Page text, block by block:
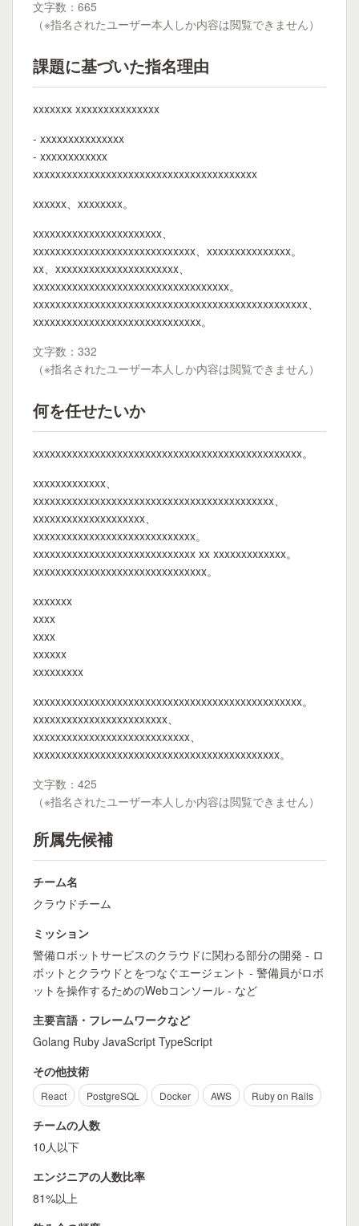
文字数：665
（※指名されたユーザー本人しか内容は閲覧できません）
課題に基づいた指名理由
xxxxxxx xxxxxxxxxxxxxxx
- xxxxxxxxxxxxxxx
- xxxxxxxxxxxx
xxxxxxxxxxxxxxxxxxxxxxxxxxxxxxxxxxxxxxxx
xxxxxx、xxxxxxxx。
xxxxxxxxxxxxxxxxxxxxxxx、
xxxxxxxxxxxxxxxxxxxxxxxxxxxxx、xxxxxxxxxxxxxxx。
xx、xxxxxxxxxxxxxxxxxxxxxx、
xxxxxxxxxxxxxxxxxxxxxxxxxxxxxxxxxxx。
xxxxxxxxxxxxxxxxxxxxxxxxxxxxxxxxxxxxxxxxxxxxxxxxx、
xxxxxxxxxxxxxxxxxxxxxxxxxxxxxx。
文字数：332
（※指名されたユーザー本人しか内容は閲覧できません）
何を任せたいか
xxxxxxxxxxxxxxxxxxxxxxxxxxxxxxxxxxxxxxxxxxxxxxxx。
xxxxxxxxxxxxx、
xxxxxxxxxxxxxxxxxxxxxxxxxxxxxxxxxxxxxxxxxxx、
xxxxxxxxxxxxxxxxxxxx、
xxxxxxxxxxxxxxxxxxxxxxxxxxxxx。
xxxxxxxxxxxxxxxxxxxxxxxxxxxxx xx xxxxxxxxxxxxx。
xxxxxxxxxxxxxxxxxxxxxxxxxxxxxxx。
xxxxxxx
xxxx
xxxx
xxxxxx
xxxxxxxxx
xxxxxxxxxxxxxxxxxxxxxxxxxxxxxxxxxxxxxxxxxxxxxxxx。
xxxxxxxxxxxxxxxxxxxxxxxx、
xxxxxxxxxxxxxxxxxxxxxxxxxxxx、
xxxxxxxxxxxxxxxxxxxxxxxxxxxxxxxxxxxxxxxxxxxx。
文字数：425
（※指名されたユーザー本人しか内容は閲覧できません）
所属先候補
チーム名
クラウドチーム
ミッション
警備ロボットサービスのクラウドに関わる部分の開発 - ロ
ボットとクラウドとをつなぐエージェント - 警備員がロボ
ットを操作するためのWebコンソール - など
主要言語・フレームワークなど
Golang Ruby JavaScript TypeScript
その他技術
React PostgreSQL Docker AWS Ruby on Rails
チームの人数
10人以下
エンジニアの人数比率
81%以上